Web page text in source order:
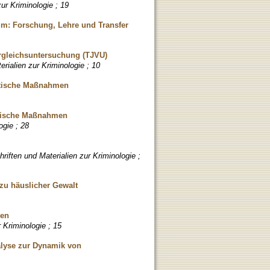
Kriminologie ; 19
Forschung, Lehre und Transfer
(TJVU)
zur Kriminologie ; 10
Maßnahmen
Maßnahmen
; 28
und Materialien zur Kriminologie ;
häuslicher Gewalt
Kriminologie ; 15
zur Dynamik von